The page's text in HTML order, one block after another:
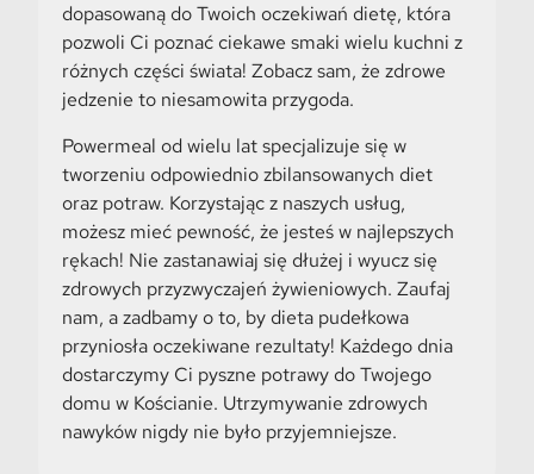
dopasowaną do Twoich oczekiwań dietę, która
pozwoli Ci poznać ciekawe smaki wielu kuchni z
różnych części świata! Zobacz sam, że zdrowe
jedzenie to niesamowita przygoda.
Powermeal od wielu lat specjalizuje się w
tworzeniu odpowiednio zbilansowanych diet
oraz potraw. Korzystając z naszych usług,
możesz mieć pewność, że jesteś w najlepszych
rękach! Nie zastanawiaj się dłużej i wyucz się
zdrowych przyzwyczajeń żywieniowych. Zaufaj
nam, a zadbamy o to, by dieta pudełkowa
przyniosła oczekiwane rezultaty! Każdego dnia
dostarczymy Ci pyszne potrawy do Twojego
domu w Kościanie. Utrzymywanie zdrowych
nawyków nigdy nie było przyjemniejsze.